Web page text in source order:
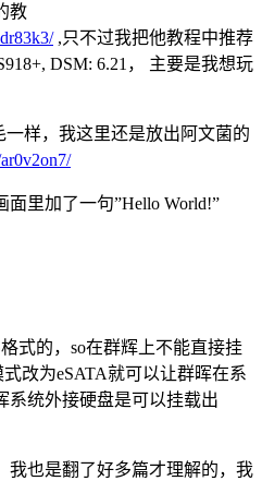
教
,只不过我把他教程中推荐
DSM: 6.21， 主要是我想玩
一样，我这里还是放出阿文菌的
里加了一句”Hello World!”
式的，so在群辉上不能直接挂
改为eSATA就可以让群晖在系
系统外接硬盘是可以挂载出
我也是翻了好多篇才理解的，我